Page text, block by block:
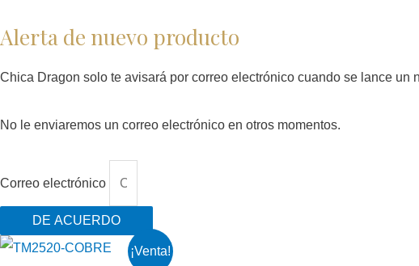
Alerta de nuevo producto
Chica Dragon solo te avisará por correo electrónico cuando se lance un
No le enviaremos un correo electrónico en otros momentos.
Correo electrónico
DE ACUERDO
¡Venta!